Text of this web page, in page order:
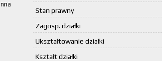
Stan prawny
Zagosp. działki
Ukształtowanie działki
Kształt działki